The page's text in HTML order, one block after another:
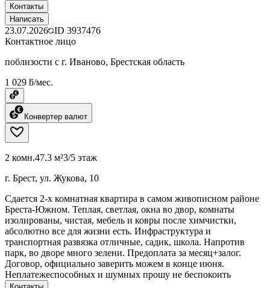
Контакты
Написать
23.07.2026 ID 3937476
Контактное лицо
поблизости с г. Иваново, Брестская область
1 029 ƃ/мес.
Конвертер валют
2 комн.47.3 м²3/5 этаж
г. Брест, ул. Жукова, 10
Сдается 2-х комнатная квартира в самом живописном районе
Бреста-Южном. Теплая, светлая, окна во двор, комнаты
изолированы, чистая, мебель и ковры после химчистки,
абсолютно все для жизни есть. Инфраструктура и
транспортная развязка отличные, садик, школа. Напротив
парк, во дворе много зелени. Предоплата за месяц+залог.
Договор, официально заверить можем в конце июня.
Неплатежеспособных и шумных прошу не беспокоить